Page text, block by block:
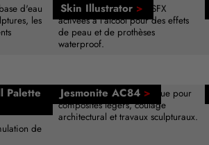
d'eau
les
Skin Illustrator >
Palettes de maquillage SFX
activées à l'alcool pour des effets
de peau et de prothèses
waterproof.
Palette
à
les
de
Jesmonite AC84 >
Système de résine acrylique pour
composites légers, coulage
architectural et travaux sculpturaux.